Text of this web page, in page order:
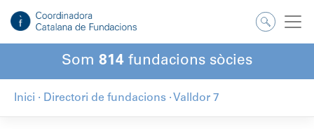
contingut
Som 814 fundacions sòcies
Inici · Directori de fundacions · Valldor 7